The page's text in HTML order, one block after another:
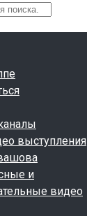
выступления
и
видео